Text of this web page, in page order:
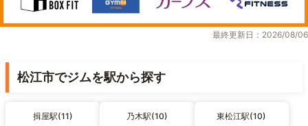
最終更新日：2026/08/06
松江市でジムを駅から探す
揖屋駅(11) 乃木駅(10) 東松江駅(10)